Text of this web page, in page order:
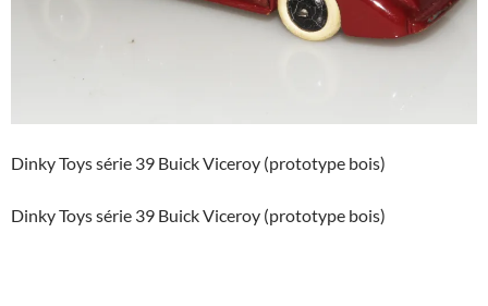
Dinky Toys série 39 Buick Viceroy (prototype bois)
Dinky Toys série 39 Buick Viceroy (prototype bois)